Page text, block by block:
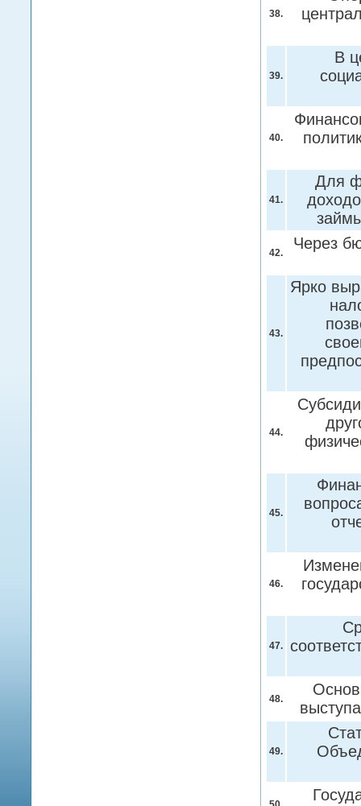
38.
39.
В
40.
41.
Для
42.
Через
43.
Ярко
44.
45.
46.
47.
48.
49.